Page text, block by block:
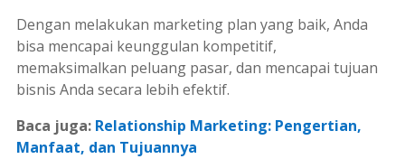
Dengan melakukan marketing plan yang baik, Anda
bisa mencapai keunggulan kompetitif,
memaksimalkan peluang pasar, dan mencapai tujuan
bisnis Anda secara lebih efektif.
Baca juga: Relationship Marketing: Pengertian,
Manfaat, dan Tujuannya